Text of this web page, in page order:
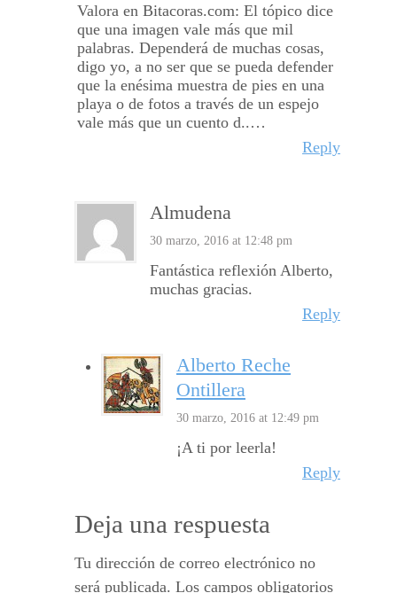
Valora en Bitacoras.com: El tópico dice
que una imagen vale más que mil
palabras. Dependerá de muchas cosas,
digo yo, a no ser que se pueda defender
que la enésima muestra de pies en una
playa o de fotos a través de un espejo
vale más que un cuento d..…
Reply
Almudena
30 marzo, 2016 at 12:48 pm
Fantástica reflexión Alberto,
muchas gracias.
Reply
Alberto Reche
Ontillera
30 marzo, 2016 at 12:49 pm
¡A ti por leerla!
Reply
Deja una respuesta
Tu dirección de correo electrónico no
será publicada. Los campos obligatorios